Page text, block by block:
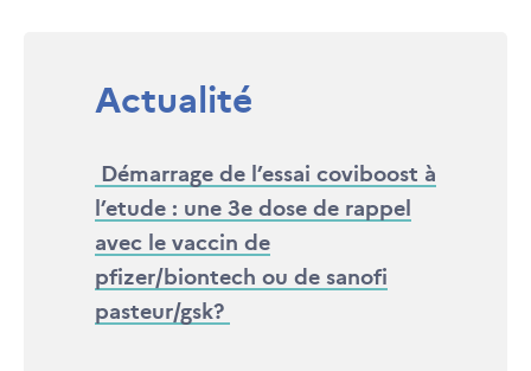
Actualité
Démarrage de l’essai coviboost à
l’etude : une 3e dose de rappel
avec le vaccin de
pfizer/biontech ou de sanofi
pasteur/gsk?